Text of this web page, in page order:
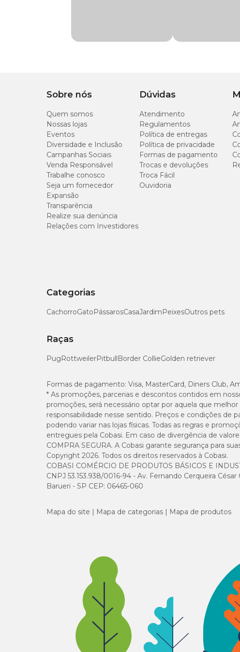
Funcionalidade Buscar e Carregar
Com som Não
Sobre nós
Quem somos
Nossas lojas
Eventos
Diversidade e Inclusão
Campanhas Sociais
Venda Responsável
Trabalhe conosco
Seja um fornecedor
Expansão
Transparência
Realize sua denúncia
Relações com Investidores
Dúvidas
Atendimento
Regulamentos
Política de entregas
Política de privacidade
Formas de pagamento
Trocas e devoluções
Troca Fácil
Ouvidoria
Categorias
CachorroGatoPássarosCasaJardimPeixesOutros pets
Raças
PugRottweilerPitbullBorder CollieGolden retriever
Formas de pagamento: Visa, MasterCard, Diners Club,
* As promoções, parcerias e descontos contidos em
promoções, será necessário optar por aquela que
responsabilidade nesse sentido. Preços e condições de
podendo variar nas lojas físicas. Todas as regras e
entregues pela Cobasi. Em caso de divergência de
COMPRA SEGURA. A Cobasi garante segurança para
Copyright 2026. Todos os direitos reservados à Cobasi.
COBASI COMÉRCIO DE PRODUTOS BÁSICOS E
CNPJ 53.153.938/0016-94 - Av. Fernando Cerqueira
Barueri - SP CEP: 06465-060
Mapa do site Mapa de categorias Mapa de produtos